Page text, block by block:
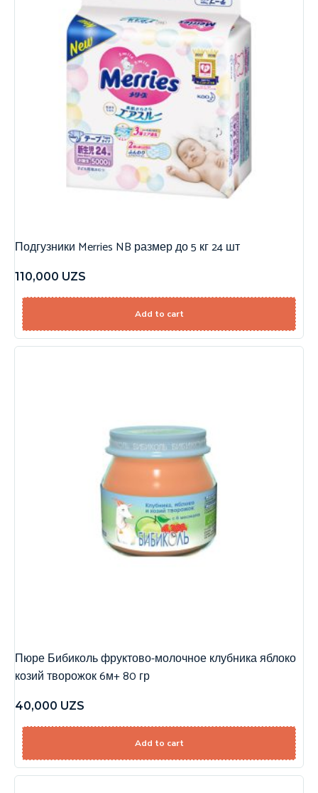
Подгузники Merries NB размер до 5 кг 24 шт
110,000 UZS
Add to cart
Пюре Бибиколь фруктово-молочное клубника яблоко
козий творожок 6м+ 80 гр
40,000 UZS
Add to cart